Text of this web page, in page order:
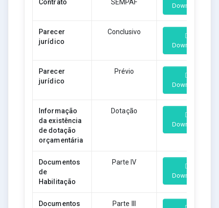
Contrato SEMPAF Download
Parecer
jurídico
Conclusivo
Download
Parecer
jurídico
Prévio
Download
Informação
da existência
de dotação
orçamentária
Dotação
Download
Documentos
de
Habilitação
Parte IV
Download
Documentos
Parte III